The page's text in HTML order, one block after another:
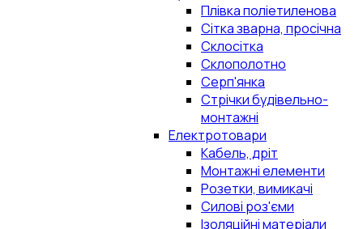
Плівка поліетиленова
Сітка зварна, просічна
Склосітка
Склополотно
Серп'янка
Стрічки будівельно-
монтажні
Електротовари
Кабель, дріт
Монтажні елементи
Розетки, вимикачі
Силові роз'єми
Ізоляційні матеріали